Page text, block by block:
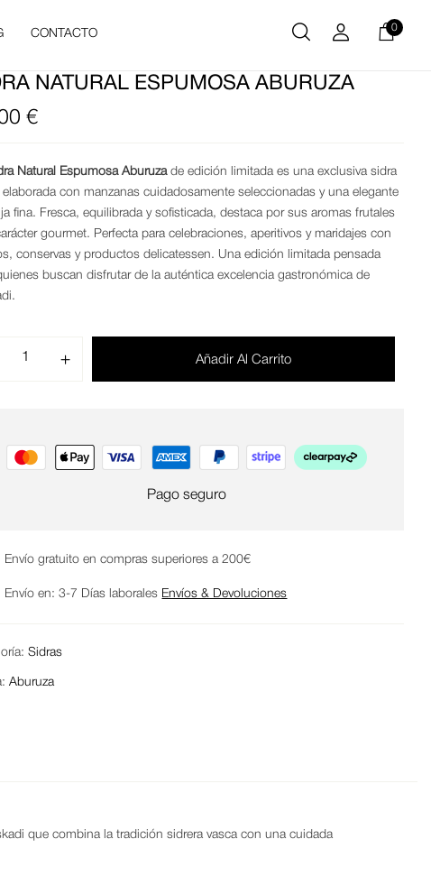
CONTACTO
0
NATURAL ESPUMOSA ABURUZA
€
Natural Espumosa Aburuzade edición limitada es una exclusiva sidra
elaborada con manzanas cuidadosamente seleccionadas y una elegante
fina. Fresca, equilibrada y sofisticada, destaca por sus aromas frutales
gourmet. Perfecta para celebraciones, aperitivos y maridajes con
conservas y productos delicatessen. Una edición limitada pensada
buscan disfrutar de la auténtica excelencia gastronómica de
Añadir Al Carrito
Pago seguro
Envío gratuito en compras superiores a 200€
Envío en: 3-7 Días laborales Envíos & Devoluciones
Sidras
Aburuza
que combina la tradición sidrera vasca con una cuidada